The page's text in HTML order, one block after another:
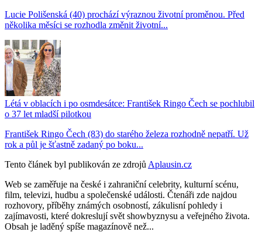
Lucie Polišenská (40) prochází výraznou životní proměnou. Před
několika měsíci se rozhodla změnit životní...
Létá v oblacích i po osmdesátce: František Ringo Čech se pochlubil
o 37 let mladší pilotkou
František Ringo Čech (83) do starého železa rozhodně nepatří. Už
rok a půl je šťastně zadaný po boku...
Tento článek byl publikován ze zdrojů Aplausin.cz
Web se zaměřuje na české i zahraniční celebrity, kulturní scénu,
film, televizi, hudbu a společenské události. Čtenáři zde najdou
rozhovory, příběhy známých osobností, zákulisní pohledy i
zajímavosti, které dokreslují svět showbyznysu a veřejného života.
Obsah je laděný spíše magazínově než...